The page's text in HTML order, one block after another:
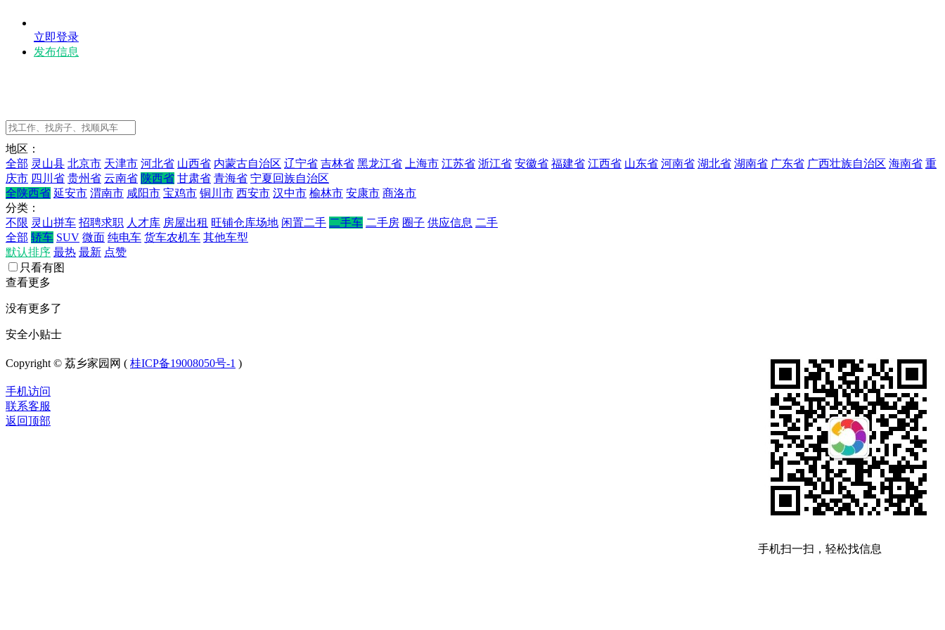
立即登录
发布信息
地区：
全部 灵山县 北京市 天津市 河北省 山西省 内蒙古自治区 辽宁省 吉林省 黑龙江省 上海市 江苏省 浙江省 安徽省 福建省 江西省 山东省 河南省 湖北省 湖南省 广东省 广西壮族自治区 海南省 重
庆市 四川省 贵州省 云南省 陕西省 甘肃省 青海省 宁夏回族自治区
全陕西省 延安市 渭南市 咸阳市 宝鸡市 铜川市 西安市 汉中市 榆林市 安康市 商洛市
分类：
不限 灵山拼车 招聘求职 人才库 房屋出租 旺铺仓库场地 闲置二手 二手车 二手房 圈子 供应信息 二手
全部 轿车 SUV 微面 纯电车 货车农机车 其他车型
默认排序 最热 最新 点赞
只看有图
查看更多
没有更多了
安全小贴士
手机扫一扫，轻松找信息
Copyright © 荔乡家园网 ( 桂ICP备19008050号-1 )
手机访问
联系客服
返回顶部